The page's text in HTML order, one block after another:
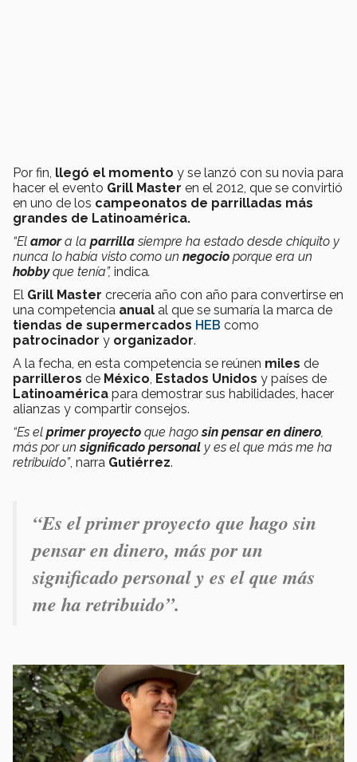
Por fin, llegó el momento y se lanzó con su novia para
hacer el evento Grill Master en el 2012, que se convirtió
en uno de los campeonatos de parrilladas más
grandes de Latinoamérica.
“El amora la parrillasiempre ha estado desde chiquito y
nunca lo había visto como un negocio porque era un
hobbyque tenía”, indica.
El Grill Master crecería año con año para convertirse en
una competencia anual al que se sumaría la marca de
tiendas de supermercados HEB como
patrocinador y organizador.
A la fecha, en esta competencia se reúnen miles de
parrilleros de México Estados Unidos y países de
Latinoamérica para demostrar sus habilidades, hacer
alianzas y compartir consejos.
“Es el primer proyecto que hagosin pensar en dinero
más por unsignificado personal y es el que más me ha
retribuido”, narra Gutiérrez.
“Es el primer proyecto que hago sin
pensar en dinero, más por un
significado personal y es el que más
me ha retribuido”.